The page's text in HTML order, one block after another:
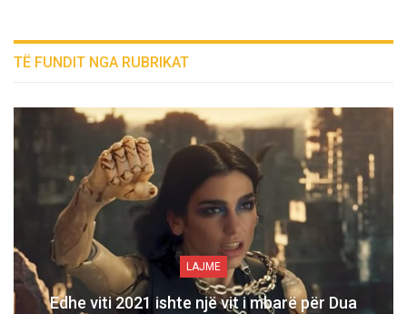
TË FUNDIT NGA RUBRIKAT
LAJME
Edhe viti 2021 ishte një vit i mbarë për Dua